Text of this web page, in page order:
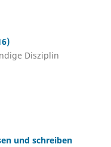
Disziplin
und schreiben